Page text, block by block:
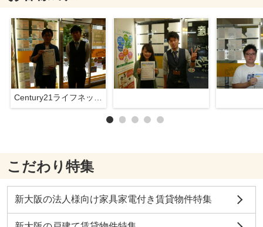
Century21ライフネット新大阪店
こだわり特集
新大阪の法人様向け家具家電付き賃貸物件特集